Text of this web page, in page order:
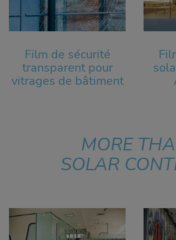
Film de sécurité
transparent pour
vitrages de bâtiment
MORE
SOLAR